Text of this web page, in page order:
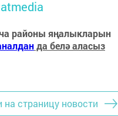
районы яңалыкларын
да белә аласыз
на страницу новости